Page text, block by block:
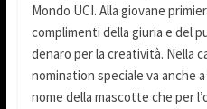
Mondo UCI. Alla giovane
complimenti della giuria e del
denaro per la creatività. Nella
nomination speciale va anche
nome della mascotte che per